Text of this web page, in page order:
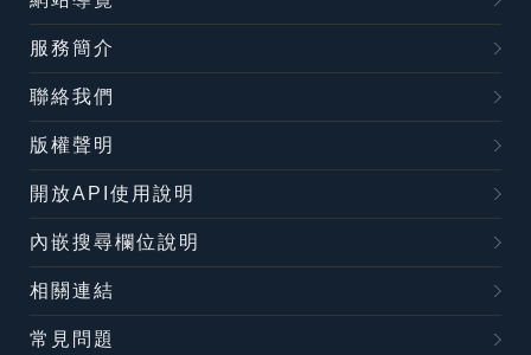
服務簡介
聯絡我們
版權聲明
開放API使用說明
內嵌搜尋欄位說明
相關連結
常見問題